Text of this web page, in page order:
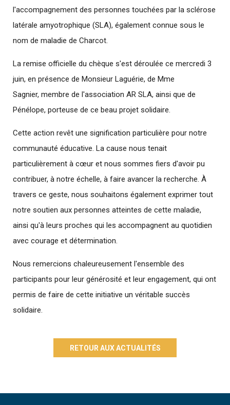
l'accompagnement des personnes touchées par la sclérose
latérale amyotrophique (SLA), également connue sous le
nom de maladie de Charcot.
La remise officielle du chèque s'est déroulée ce mercredi 3
juin, en présence de Monsieur Laguérie, de Mme
Sagnier, membre de l'association AR SLA, ainsi que de
Pénélope, porteuse de ce beau projet solidaire.
Cette action revêt une signification particulière pour notre
communauté éducative. La cause nous tenait
particulièrement à cœur et nous sommes fiers d'avoir pu
contribuer, à notre échelle, à faire avancer la recherche. À
travers ce geste, nous souhaitons également exprimer tout
notre soutien aux personnes atteintes de cette maladie,
ainsi qu'à leurs proches qui les accompagnent au quotidien
avec courage et détermination.
Nous remercions chaleureusement l'ensemble des
participants pour leur générosité et leur engagement, qui ont
permis de faire de cette initiative un véritable succès
solidaire.
RETOUR AUX ACTUALITÉS